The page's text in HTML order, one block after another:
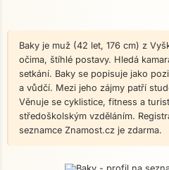
Baky je muž (42 let, 176 cm) z
očima, štíhlé postavy. Hledá
setkání. Baky se popisuje jako
a vůdčí. Mezi jeho zájmy patří
Věnuje se cyklistice, fitness a
středoškolským vzděláním.
seznamce Znamost.cz je zdarma.